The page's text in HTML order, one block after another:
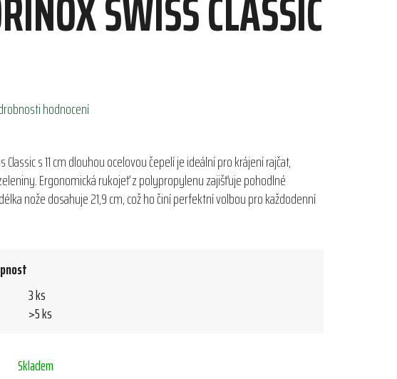
hodnocení
Classic s 11 cm dlouhou ocelovou čepelí je ideální pro krájení rajčat,
Ergonomická rukojeť z polypropylenu zajišťuje pohodlné
nože dosahuje 21,9 cm, což ho činí perfektní volbou pro každodenní
3 ks
>5 ks
Skladem